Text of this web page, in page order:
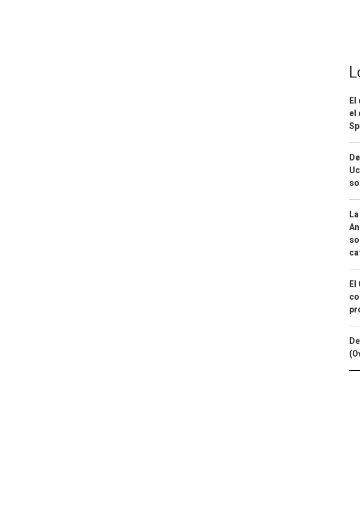
El
el
El